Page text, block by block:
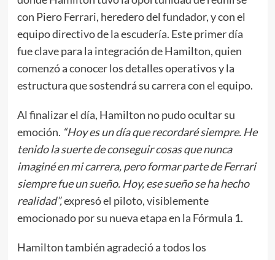
con Piero Ferrari, heredero del fundador, y con el
equipo directivo de la escudería. Este primer día
fue clave para la integración de Hamilton, quien
comenzó a conocer los detalles operativos y la
estructura que sostendrá su carrera con el equipo.
Al finalizar el día, Hamilton no pudo ocultar su
emoción. “Hoy es un día que recordaré siempre. He
tenido la suerte de conseguir cosas que nunca
imaginé en mi carrera, pero formar parte de Ferrari
siempre fue un sueño. Hoy, ese sueño se ha hecho
realidad”,expresó el piloto, visiblemente
emocionado por su nueva etapa en la Fórmula 1.
Hamilton también agradeció a todos los